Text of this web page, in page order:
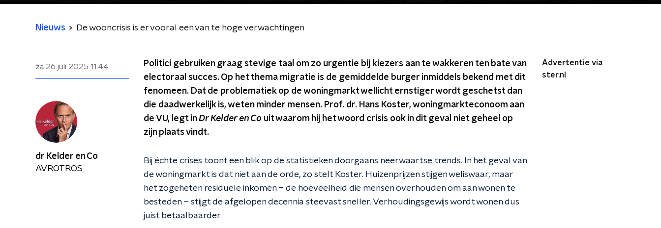
Nieuws De wooncrisis is er vooral een van te hoge verwachtingen
za 26 juli 2025 11:44
Politici gebruiken graag stevige taal om zo urgentie bij kiezers aan te wakkeren ten bate van
electoraal succes. Op het thema migratie is de gemiddelde burger inmiddels bekend met dit
fenomeen. Dat de problematiek op de woningmarkt wellicht ernstiger wordt geschetst dan
die daadwerkelijk is, weten minder mensen. Prof. dr. Hans Koster, woningmarkteconoom aan
de VU, legt inDr Kelder en Co uit waarom hij het woord crisis ook in dit geval niet geheel op
zijn plaats vindt.
Bij échte crises toont een blik op de statistieken doorgaans neerwaartse trends. In het geval van
de woningmarkt is dat niet aan de orde, zo stelt Koster. Huizenprijzen stijgen weliswaar, maar
het zogeheten residuele inkomen – de hoeveelheid die mensen overhouden om aan wonen te
besteden – stijgt de afgelopen decennia steevast sneller. Verhoudingsgewijs wordt wonen dus
juist betaalbaarder.
Advertentie via
ster.nl
dr Kelder en Co
AVROTROS